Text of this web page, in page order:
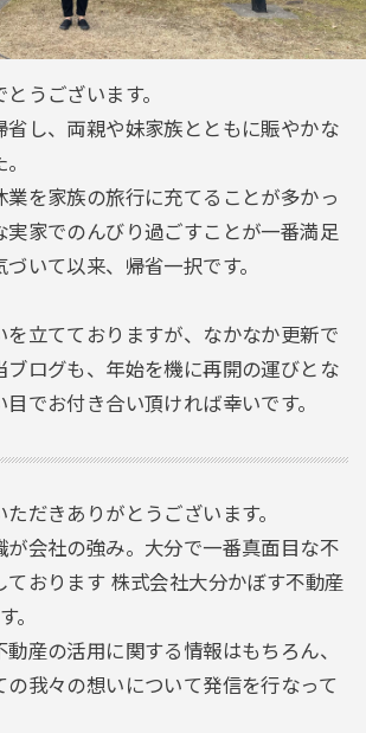
うございます。
省し、両親や妹家族とともに賑やかな
業を家族の旅行に充てることが多かっ
実家でのんびり過ごすことが一番満足
いて以来、帰省一択です。
を立てておりますが、なかなか更新で
ブログも、年始を機に再開の運びとな
でお付き合い頂ければ幸いです。
だきありがとうございます。
が会社の強み。大分で一番真面目な不
ております 株式会社大分かぼす不動産
。
産の活用に関する情報はもちろん、
の我々の想いについて発信を行なって